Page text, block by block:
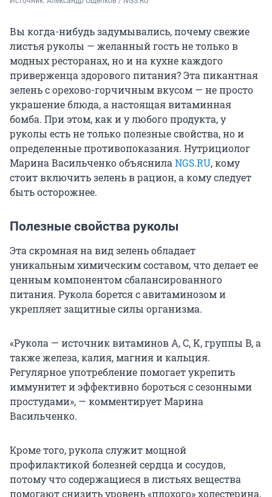
Вы когда-нибудь задумывались, почему свежие
листья руколы — желанный гость не только в
модных ресторанах, но и на кухне каждого
приверженца здорового питания? Эта пикантная
зелень с орехово-горчичным вкусом — не просто
украшение блюда, а настоящая витаминная
бомба. При этом, как и у любого продукта, у
руколы есть не только полезные свойства, но и
определенные противопоказания. Нутрициолог
Марина Васильченко объяснилаNGS.RU, кому
стоит включить зелень в рацион, а кому следует
быть осторожнее.
Полезные свойства руколы
Эта скромная на вид зелень обладает
уникальным химическим составом, что делает ее
ценным компонентом сбалансированного
питания. Рукола борется с авитаминозом и
укрепляет защитные силы организма.
«Рукола — источник витаминов A, C, K, группы B, а
также железа, калия, магния и кальция.
Регулярное употребление помогает укрепить
иммунитет и эффективно бороться с сезонными
простудами», — комментирует Марина
Васильченко.
Кроме того, рукола служит мощной
профилактикой болезней сердца и сосудов,
потому что содержащиеся в листьях вещества
помогают снизить уровень «плохого» холестерина,